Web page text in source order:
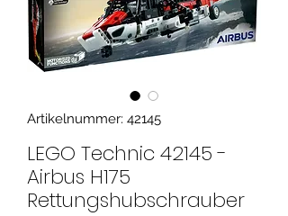
Artikelnummer: 42145
LEGO Technic 42145 -
Airbus H175
Rettungshubschrauber